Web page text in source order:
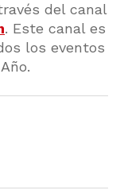
del canal
. Este canal es
los eventos